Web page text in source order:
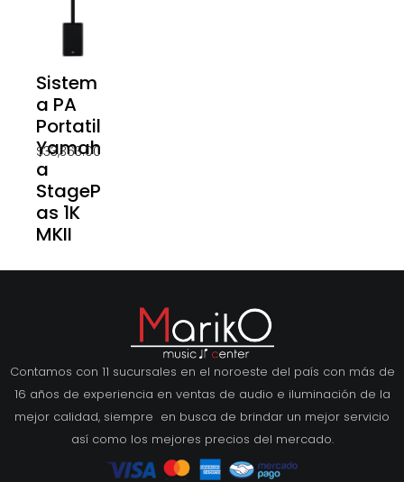
Sistem
a PA
Portatil
Yamah
a
StageP
as 1K
MKII
$33,363.00
Contamos con 11 sucursales en el noroeste del país con más de
16 años de experiencia en ventas de audio e iluminación de la
mejor calidad, siempre en busca de brindar un mejor servicio
así como los mejores precios del mercado.